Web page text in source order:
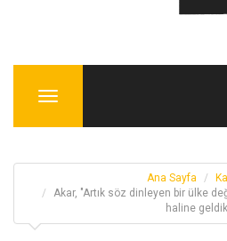
Menu
Ana Sayfa
Akar, "Artık söz dinleyen bir ülke
haline